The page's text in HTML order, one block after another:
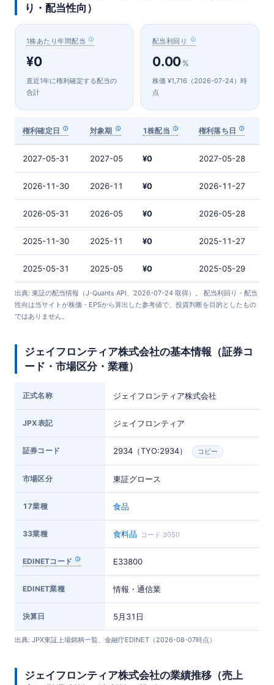
り・配当性向）
1株あたり年間配当
¥0
直近1年に権利確定する配当の
合計
配当利回り
0.00%
株価 ¥1,716（2026-07-24）時
点
権利確定日 対象期 1株配当 権利落ち日
2027-05-31 2027-05 ¥0 2027-05-28
2026-11-30 2026-11 ¥0 2026-11-27
2026-05-31 2026-05 ¥0 2026-05-28
2025-11-30 2025-11 ¥0 2025-11-27
2025-05-31 2025-05 ¥0 2025-05-29
出典: 東証の配当情報（J-Quants API、2026-07-24 取得）。 配当利回り・配当
性向は当サイトが株価・EPSから算出した参考値で、投資判断を目的としたもの
ではありません。
ジェイフロンティア株式会社の基本情報（証券コ
ード・市場区分・業種）
正式名称 ジェイフロンティア株式会社
JPX表記 ジェイフロンティア
証券コード 2934（TYO:2934） コピー
市場区分 東証グロース
17業種 食品
33業種 食料品 コード 3050
EDINETコード E33800
EDINET業種 情報・通信業
決算日 5月31日
出典: JPX東証上場銘柄一覧、金融庁EDINET（2026-08-07時点）
ジェイフロンティア株式会社の業績推移（売上